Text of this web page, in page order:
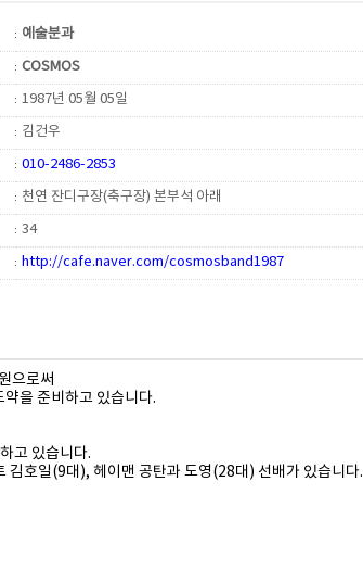
예술분과
COSMOS
1987년 05월 05일
김건우
010-2486-2853
천연 잔디구장(축구장) 본부석 아래
34
http://cafe.naver.com/cosmosband1987
으로써
을 준비하고 있습니다.
고 있습니다.
호일(9대), 헤이맨 공탄과 도영(28대) 선배가 있습니다.